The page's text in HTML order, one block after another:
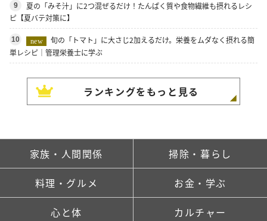
9
夏の「みそ汁」に2つ混ぜるだけ！たんぱく質や食物繊維も摂れるレシ
ピ【夏バテ対策に】
10 new
旬の「トマト」に大さじ2加えるだけ。栄養をムダなく摂れる簡
単レシピ｜管理栄養士に学ぶ
ランキングをもっと見る
家族・人間関係 掃除・暮らし
料理・グルメ お金・学ぶ
心と体 カルチャー